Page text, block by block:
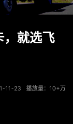
，就选飞
播放量：10+万
11-23